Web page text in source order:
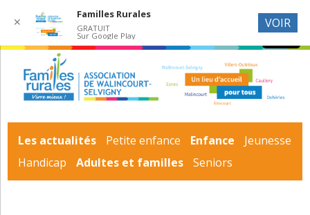
Les actualités Petite enfance Enfance
Jeunesse
Handicap
Adultes et familles Seniors
✕
Familles Rurales
GRATUIT
Sur Google Play
VOIR